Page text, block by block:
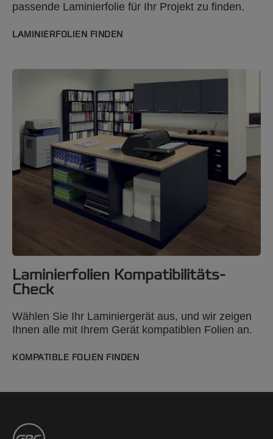
passende Laminierfolie für Ihr Projekt zu finden.
LAMINIERFOLIEN FINDEN
Laminierfolien Kompatibilitäts-
Check
Wählen Sie Ihr Laminiergerät aus, und wir zeigen
Ihnen alle mit Ihrem Gerät kompatiblen Folien an.
KOMPATIBLE FOLIEN FINDEN